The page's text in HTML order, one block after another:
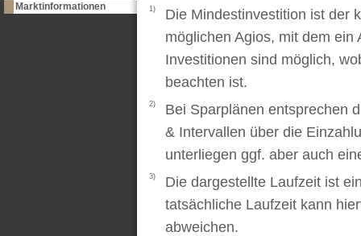
Marktinformationen 1)
Die Mindestinvestition ist der
möglichen Agios, mit dem
Investitionen sind möglich,
beachten ist.
2)
Bei Sparplänen entsprechen
& Intervallen über die
unterliegen ggf. aber auch
3)
Die dargestellte Laufzeit ist
tatsächliche Laufzeit kann
abweichen.